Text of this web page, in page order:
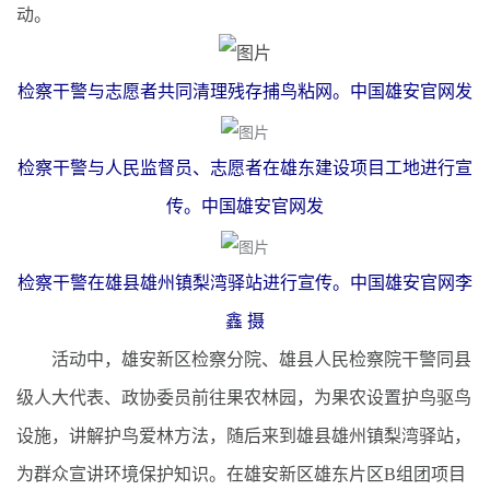
动。
检察干警与志愿者共同清理残存捕鸟粘网。中国雄安官网发
检察干警与人民监督员、志愿者在雄东建设项目工地进行宣
传。中国雄安官网发
检察干警在雄县雄州镇梨湾驿站进行宣传。中国雄安官网李
鑫 摄
活动中，雄安新区检察分院、雄县人民检察院干警同县
级人大代表、政协委员前往果农林园，为果农设置护鸟驱鸟
设施，讲解护鸟爱林方法，随后来到雄县雄州镇梨湾驿站，
为群众宣讲环境保护知识。在雄安新区雄东片区B组团项目